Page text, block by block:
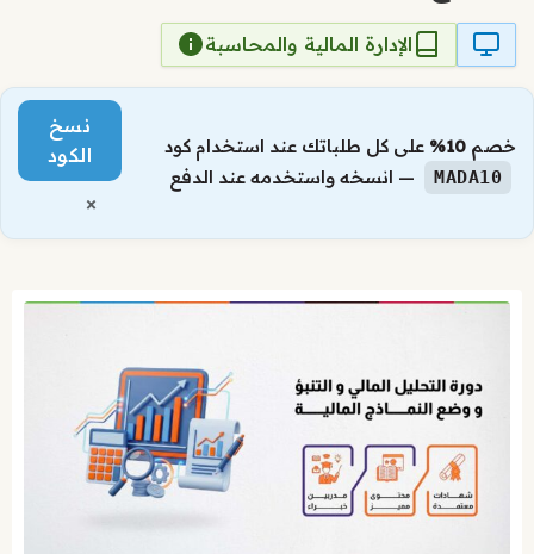
الإدارة المالية والمحاسبة
خصم 10% على كل طلباتك عند استخدام كود
MADA10 — انسخه واستخدمه عند الدفع
نسخ
الكود
×